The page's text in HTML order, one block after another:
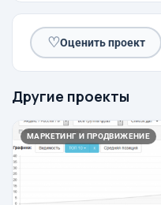
♡Оценить проект
Другие проекты
МАРКЕТИНГ И ПРОДВИЖЕНИЕ